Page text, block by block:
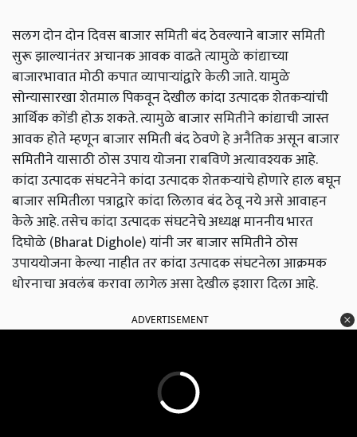
सलग दोन दोन दिवस बाजार समिती बंद ठेवल्याने बाजार समिती
सुरू झाल्यानंतर अचानक आवक वाढते त्यामुळे कांद्याच्या
बाजारभावात मोठी कपात व्यापाऱ्यांद्वारे केली जाते. यामुळे
सोन्यासारखा शेतमाल पिकवून देखील कांदा उत्पादक शेतकऱ्यांची
आर्थिक कोंडी होऊ शकते. त्यामुळे बाजार समितीने कांद्याची जास्त
आवक होते म्हणून बाजार समिती बंद ठेवणे हे अनैतिक असून बाजार
समितीने यासाठी ठोस उपाय योजना राबविणे अत्यावश्यक आहे.
कांदा उत्पादक संघटनेने कांदा उत्पादक शेतकऱ्यांचे होणारे हाल बघून
बाजार समितीला पत्राद्वारे कांदा लिलाव बंद ठेवू नये असे आवाहन
केले आहे. तसेच कांदा उत्पादक संघटनेचे अध्यक्ष माननीय भारत
दिघोळे (Bharat Dighole) यांनी जर बाजार समितीने ठोस
उपाययोजना केल्या नाहीत तर कांदा उत्पादक संघटनेला आक्रमक
धोरनाचा अवलंब करावा लागेल असा देखील इशारा दिला आहे.
ADVERTISEMENT